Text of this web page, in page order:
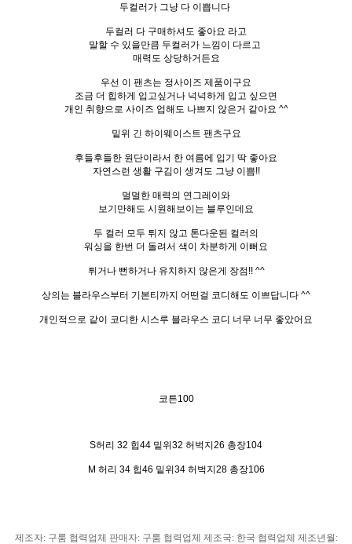
두컬러가 그냥 다 이쁩니다
두컬러 다 구매하셔도 좋아요 라고
말할 수 있을만큼 두컬러가 느낌이 다르고
매력도 상당하거든요
우선 이 팬츠는 정사이즈 제품이구요
조금 더 힙하게 입고싶거나 넉넉하게 입고 싶으면
개인 취향으로 사이즈 업해도 나쁘지 않은거 같아요 ^^
밑위 긴 하이웨이스트 팬츠구요
후들후들한 원단이라서 한 여름에 입기 딱 좋아요
자연스런 생활 구김이 생겨도 그냥 이쁨!!
멀멀한 매력의 연그레이와
보기만해도 시원해보이는 블루인데요
두 컬러 모두 튀지 않고 톤다운된 컬러의
워싱을 한번 더 돌려서 색이 차분하게 이뻐요
튀거나 뻔하거나 유치하지 않은게 장점!! ^^
상의는 블라우스부터 기본티까지 어떤걸 코디해도 이쁘답니다 ^^
개인적으로 같이 코디한 시스루 블라우스 코디 너무 너무 좋았어요
코튼100
S허리 32 힙44 밑위32 허벅지26 총장104
M 허리 34 힙46 밑위34 허벅지28 총장106
제조자: 구룸 협력업체 판매자: 구룸 협력업체 제조국: 한국 협력업체 제조년월 :